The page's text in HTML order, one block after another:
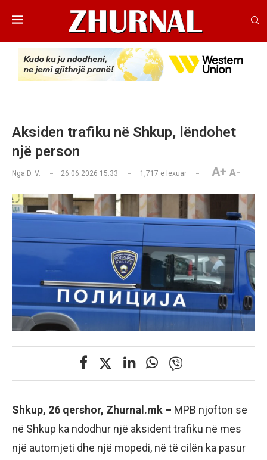
Aksiden trafiku në Shkup, lëndohet
një person
Nga D. V. 26.06.2026 15:33 1,717 e lexuar A+ A-
Shkup, 26 qershor, Zhurnal.mk – MPB njofton se
në Shkup ka ndodhur një aksident trafiku në mes
një automjeti dhe një mopedi, në të cilën ka pasur